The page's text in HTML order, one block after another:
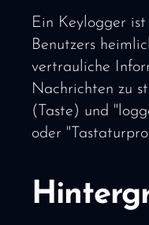
Ein Keylogger
Benutzers
vertrauliche
Nachrichten zu
(Taste) und
oder